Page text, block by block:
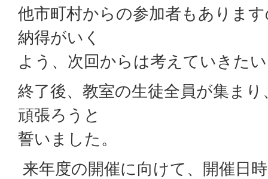
他市町村からの参加者もありま
納得がいく
よう、次回からは考えていきた
終了後、教室の生徒全員が集ま
頑張ろうと
誓いました。
来年度の開催に向けて、開催日